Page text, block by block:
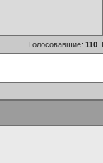
Голосовавшие: 110